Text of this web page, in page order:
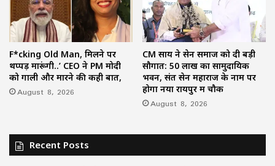
F*cking Old Man, मिलने पर
थप्पड़ मारूंगी..’ CEO ने PM मोदी
को गाली और मारने की कही बात,
August 8, 2026
CM साय ने सेन समाज को दी बड़ी
सौगात: 50 लाख का सामुदायिक
भवन, संत सेन महाराज के नाम पर
होगा नया रायपुर में चौक
August 8, 2026
Recent Posts